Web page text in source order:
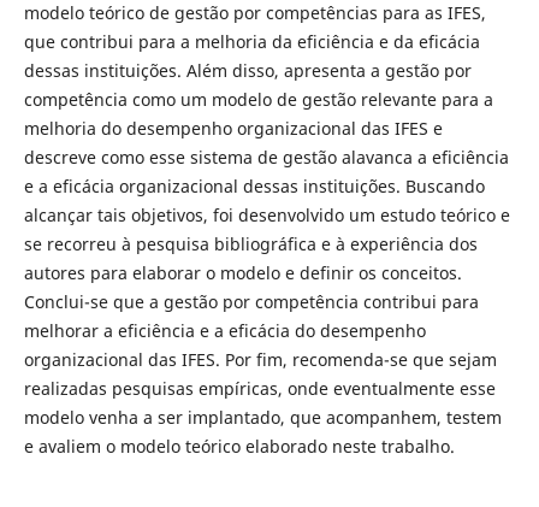
modelo teórico de gestão por competências para as IFES,
que contribui para a melhoria da eficiência e da eficácia
dessas instituições. Além disso, apresenta a gestão por
competência como um modelo de gestão relevante para a
melhoria do desempenho organizacional das IFES e
descreve como esse sistema de gestão alavanca a eficiência
e a eficácia organizacional dessas instituições. Buscando
alcançar tais objetivos, foi desenvolvido um estudo teórico e
se recorreu à pesquisa bibliográfica e à experiência dos
autores para elaborar o modelo e definir os conceitos.
Conclui-se que a gestão por competência contribui para
melhorar a eficiência e a eficácia do desempenho
organizacional das IFES. Por fim, recomenda-se que sejam
realizadas pesquisas empíricas, onde eventualmente esse
modelo venha a ser implantado, que acompanhem, testem
e avaliem o modelo teórico elaborado neste trabalho.